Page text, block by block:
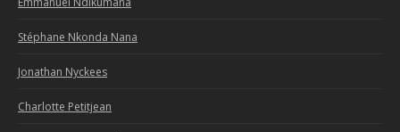
Stéphane Nkonda Nana
Jonathan Nyckees
Charlotte Petitjean